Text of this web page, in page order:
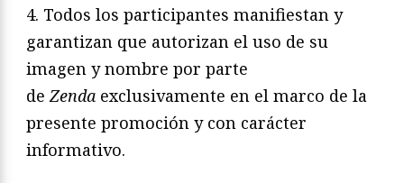
4. Todos los participantes manifiestan y
garantizan que autorizan el uso de su
imagen y nombre por parte
de Zenda exclusivamente en el marco de la
presente promoción y con carácter
informativo.